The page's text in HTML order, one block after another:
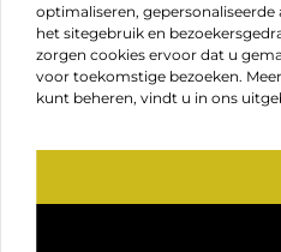
optimaliseren,
het sitegebruik en
zorgen cookies ervoor dat u
voor toekomstige bezoeken.
kunt beheren, vindt u in ons